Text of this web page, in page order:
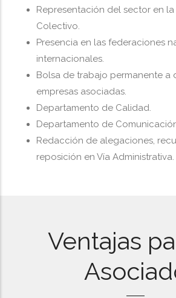
Representación del sector en
Colectivo.
Presencia en las federaciones
internacionales.
Bolsa de trabajo permanente a
empresas asociadas.
Departamento de Calidad.
Departamento de
Redacción de alegaciones,
reposición en Vía Administrativa.
Ventajas